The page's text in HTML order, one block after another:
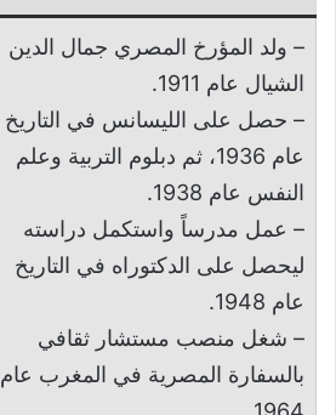
– ولد المؤرخ المصري جمال الدين
الشيال عام 1911.
– حصل على الليسانس في التاريخ
عام 1936، ثم دبلوم التربية وعلم
النفس عام 1938.
– عمل مدرساً واستكمل دراسته
ليحصل على الدكتوراه في التاريخ
عام 1948.
– شغل منصب مستشار ثقافي
بالسفارة المصرية في المغرب عام